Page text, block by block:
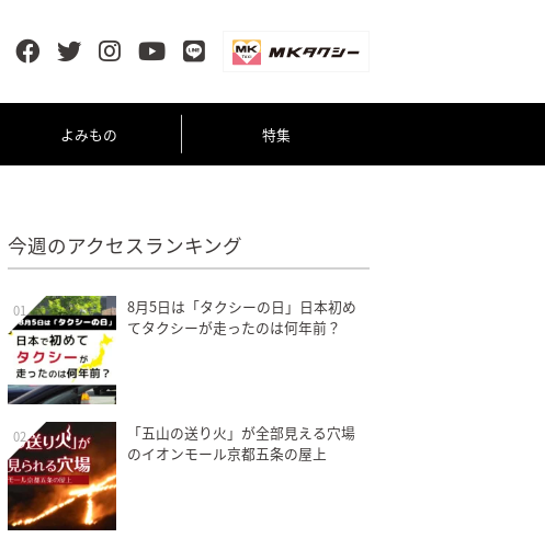
よみもの 特集
今週のアクセスランキング
01
8月5日は「タクシーの日」日本初め
てタクシーが走ったのは何年前？
02
「五山の送り火」が全部見える穴場
のイオンモール京都五条の屋上